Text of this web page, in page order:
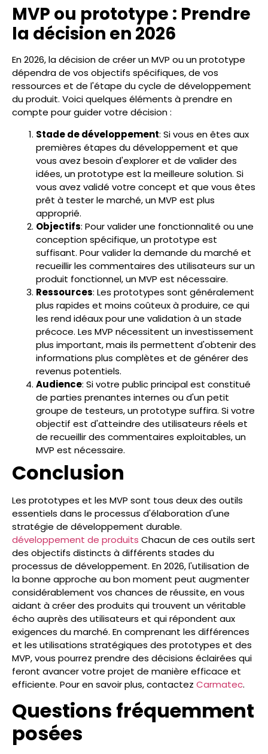
MVP ou prototype : Prendre
la décision en 2026
En 2026, la décision de créer un MVP ou un prototype
dépendra de vos objectifs spécifiques, de vos
ressources et de l'étape du cycle de développement
du produit. Voici quelques éléments à prendre en
compte pour guider votre décision :
Stade de développement: Si vous en êtes aux
premières étapes du développement et que
vous avez besoin d'explorer et de valider des
idées, un prototype est la meilleure solution. Si
vous avez validé votre concept et que vous êtes
prêt à tester le marché, un MVP est plus
approprié.
Objectifs: Pour valider une fonctionnalité ou une
conception spécifique, un prototype est
suffisant. Pour valider la demande du marché et
recueillir les commentaires des utilisateurs sur un
produit fonctionnel, un MVP est nécessaire.
Ressources: Les prototypes sont généralement
plus rapides et moins coûteux à produire, ce qui
les rend idéaux pour une validation à un stade
précoce. Les MVP nécessitent un investissement
plus important, mais ils permettent d'obtenir des
informations plus complètes et de générer des
revenus potentiels.
Audience: Si votre public principal est constitué
de parties prenantes internes ou d'un petit
groupe de testeurs, un prototype suffira. Si votre
objectif est d'atteindre des utilisateurs réels et
de recueillir des commentaires exploitables, un
MVP est nécessaire.
Conclusion
Les prototypes et les MVP sont tous deux des outils
essentiels dans le processus d'élaboration d'une
stratégie de développement durable.
développement de produits Chacun de ces outils sert
des objectifs distincts à différents stades du
processus de développement. En 2026, l'utilisation de
la bonne approche au bon moment peut augmenter
considérablement vos chances de réussite, en vous
aidant à créer des produits qui trouvent un véritable
écho auprès des utilisateurs et qui répondent aux
exigences du marché. En comprenant les différences
et les utilisations stratégiques des prototypes et des
MVP, vous pourrez prendre des décisions éclairées qui
feront avancer votre projet de manière efficace et
efficiente. Pour en savoir plus, contactez Carmatec.
Questions fréquemment
posées